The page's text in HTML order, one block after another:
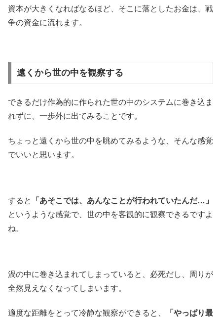
資本が大きくなればなるほど、そこに落としたお金は、戦
争の資金に流れます。
遠くから世の中を観察する
できるだけ作為的に作られた世の中のシステムに巻き込ま
れずに、一歩外に出てみることです。
ちょっと遠くから世の中を眺めてみるような、そんな感覚
でいいと思います。
すると
「あそこでは、あんなことが行われていたんだ…」
というような感覚で、世の中を客観的に観察できるですよ
ね。
渦の中に巻き込まれてしまっていると、必死だし、周りが
全然見えなくなってしまいます。
適度な距離をとって冷静な観察ができると、 「やっぱり最